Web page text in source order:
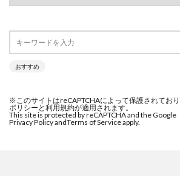
おすすめ
※このサイトはreCAPTCHAによって保護されてお
ポリシーと利用規約が適用されます。
This site is protected by reCAPTCHA and the Google
Privacy Policy andTerms of Service apply.